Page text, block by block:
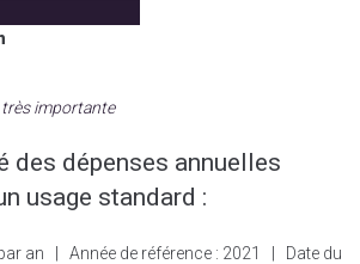
très importante
des dépenses annuelles
usage standard :
an | Année de référence : 2021 | Date du